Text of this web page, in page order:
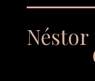
Néstor